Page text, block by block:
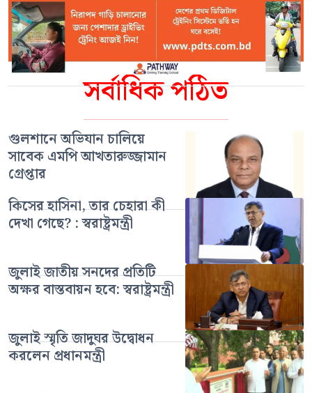
সর্বাধিক পঠিত
গুলশানে অভিযান চালিয়ে
সাবেক এমপি আখতারুজ্জামান
গ্রেপ্তার
কিসের হাসিনা, তার চেহারা কী
দেখা গেছে? : স্বরাষ্ট্রমন্ত্রী
জুলাই জাতীয় সনদের প্রতিটি
অক্ষর বাস্তবায়ন হবে: স্বরাষ্ট্রমন্ত্রী
জুলাই স্মৃতি জাদুঘর উদ্বোধন
করলেন প্রধানমন্ত্রী